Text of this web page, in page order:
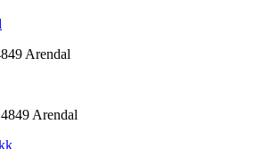
Arendal
Arendal